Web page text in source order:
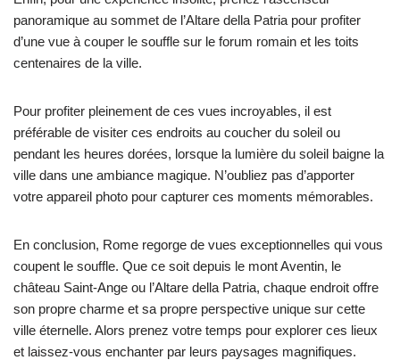
panoramique au sommet de l’Altare della Patria pour profiter
d’une vue à couper le souffle sur le forum romain et les toits
centenaires de la ville.
Pour profiter pleinement de ces vues incroyables, il est
préférable de visiter ces endroits au coucher du soleil ou
pendant les heures dorées, lorsque la lumière du soleil baigne la
ville dans une ambiance magique. N’oubliez pas d’apporter
votre appareil photo pour capturer ces moments mémorables.
En conclusion, Rome regorge de vues exceptionnelles qui vous
coupent le souffle. Que ce soit depuis le mont Aventin, le
château Saint-Ange ou l’Altare della Patria, chaque endroit offre
son propre charme et sa propre perspective unique sur cette
ville éternelle. Alors prenez votre temps pour explorer ces lieux
et laissez-vous enchanter par leurs paysages magnifiques.